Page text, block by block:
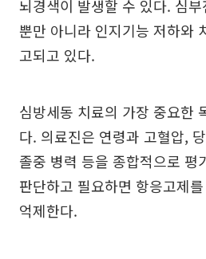
뇌경색이 발생할 수 있다. 심
뿐만 아니라 인지기능 저하와
고되고 있다.
심방세동 치료의 가장 중요한
다. 의료진은 연령과 고혈압,
졸중 병력 등을 종합적으로 평
판단하고 필요하면 항응고제
억제한다.